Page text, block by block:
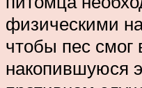
физическими
чтобы пес
накопившуюся